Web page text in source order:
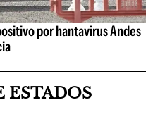
por hantavirus Andes
ESTADOS